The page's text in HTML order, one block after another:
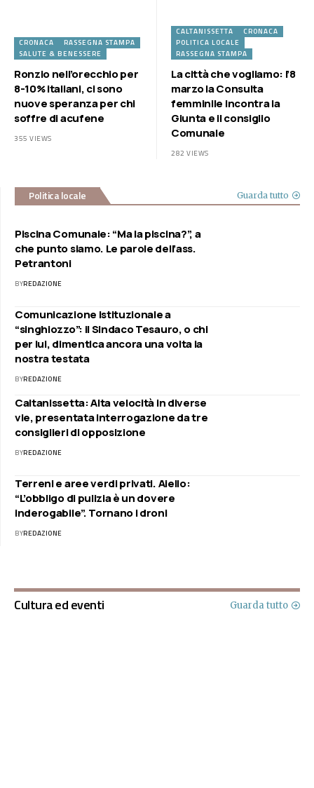
CRONACA
RASSEGNA STAMPA
SALUTE & BENESSERE
Ronzio nell’orecchio per
8-10% italiani, ci sono
nuove speranza per chi
soffre di acufene
355 VIEWS
CALTANISSETTA
CRONACA
POLITICA LOCALE
RASSEGNA STAMPA
La città che vogliamo: l’8
marzo la Consulta
femminile incontra la
Giunta e il consiglio
Comunale
282 VIEWS
Politica locale Guarda tutto
Piscina Comunale: “Ma la piscina?”, a
che punto siamo. Le parole dell’ass.
Petrantoni
BYREDAZIONE
Comunicazione Istituzionale a
“singhiozzo”: il Sindaco Tesauro, o chi
per lui, dimentica ancora una volta la
nostra testata
BYREDAZIONE
Caltanissetta: Alta velocità in diverse
vie, presentata interrogazione da tre
consiglieri di opposizione
BYREDAZIONE
Terreni e aree verdi privati. Aiello:
“L’obbligo di pulizia è un dovere
inderogabile”. Tornano i droni
BYREDAZIONE
Cultura ed eventi Guarda tutto